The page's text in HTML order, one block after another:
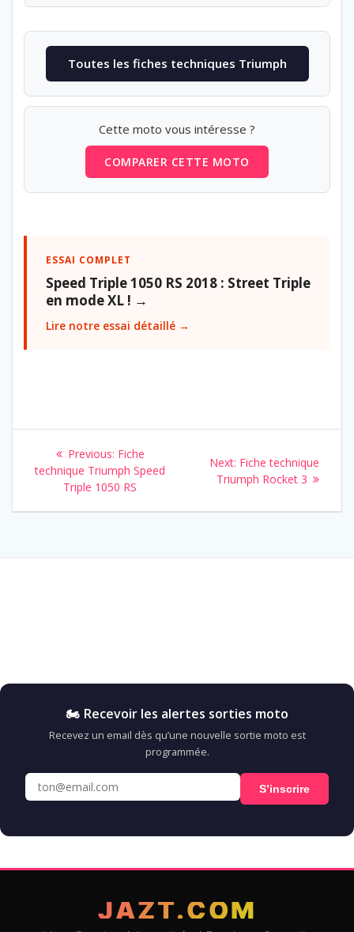
Toutes les fiches techniques Triumph
Cette moto vous intéresse ?
COMPARER CETTE MOTO
ESSAI COMPLET
Speed Triple 1050 RS 2018 : Street Triple
en mode XL ! →
Lire notre essai détaillé →
Navigation
de
l’article
Previous: Previous
post:
Fiche
technique Triumph Speed
Triple 1050 RS
Next: Next
post:
Fiche technique
Triumph Rocket 3
🏍️ Recevoir les alertes sorties moto
Recevez un email dès qu’une nouvelle sortie moto est
programmée.
S’inscrire
JAZT.COM